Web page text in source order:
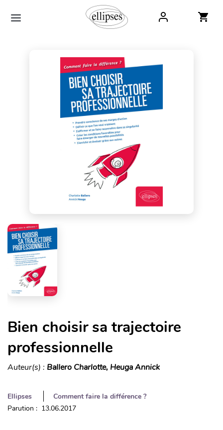
Bien choisir sa trajectoire
professionnelle
Auteur(s) : Ballero Charlotte, Heuga Annick
Ellipses
Comment faire la différence ?
Parution : 13.06.2017